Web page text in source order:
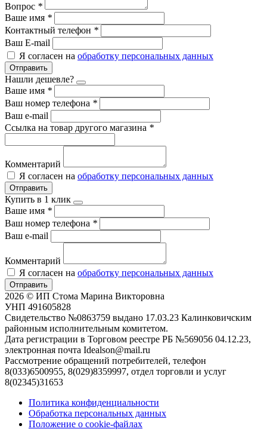
Вопрос *
Ваше имя *
Контактный телефон *
Ваш E-mail
Я согласен на обработку персональных данных
Отправить
Нашли дешевле?
Ваше имя *
Ваш номер телефона *
Ваш e-mail
Ссылка на товар другого магазина *
Комментарий
Я согласен на обработку персональных данных
Отправить
Купить в 1 клик
Ваше имя *
Ваш номер телефона *
Ваш e-mail
Комментарий
Я согласен на обработку персональных данных
Отправить
2026 © ИП Стома Марина Викторовна
УНП 491605828
Свидетельство №0863759 выдано 17.03.23 Калинковичским
районным исполнительным комитетом.
Дата регистрации в Торговом реестре РБ №569056 04.12.23,
электронная почта Idealson@mail.ru
Рассмотрение обращений потребителей, телефон
8(033)6500955, 8(029)8359997, отдел торговли и услуг
8(02345)31653
Политика конфиденциальности
Обработка персональных данных
Положение о cookie-файлах